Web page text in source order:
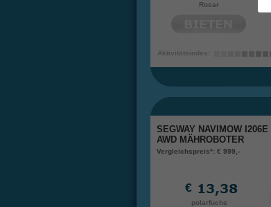
Rosar
Aktivitätsindex:
SEGWAY NAVIMOW I206E
AWD MÄHROBOTER
Vergleichspreis*: € 999,-
€
polarfuchs